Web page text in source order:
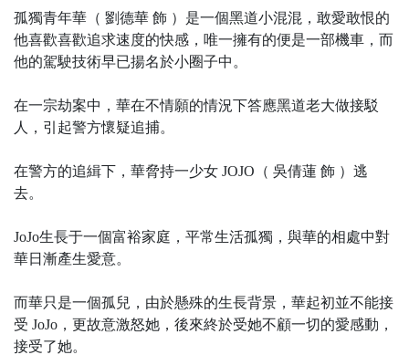
孤獨青年華（ 劉德華 飾 ）是一個黑道小混混，敢愛敢恨的
他喜歡喜歡追求速度的快感，唯一擁有的便是一部機車，而
他的駕駛技術早已揚名於小圈子中。
在一宗劫案中，華在不情願的情況下答應黑道老大做接駁
人，引起警方懷疑追捕。
在警方的追緝下，華脅持一少女 JOJO（ 吳倩蓮 飾 ）逃
去。
JoJo生長于一個富裕家庭，平常生活孤獨，與華的相處中對
華日漸產生愛意。
而華只是一個孤兒，由於懸殊的生長背景，華起初並不能接
受 JoJo，更故意激怒她，後來終於受她不顧一切的愛感動，
接受了她。